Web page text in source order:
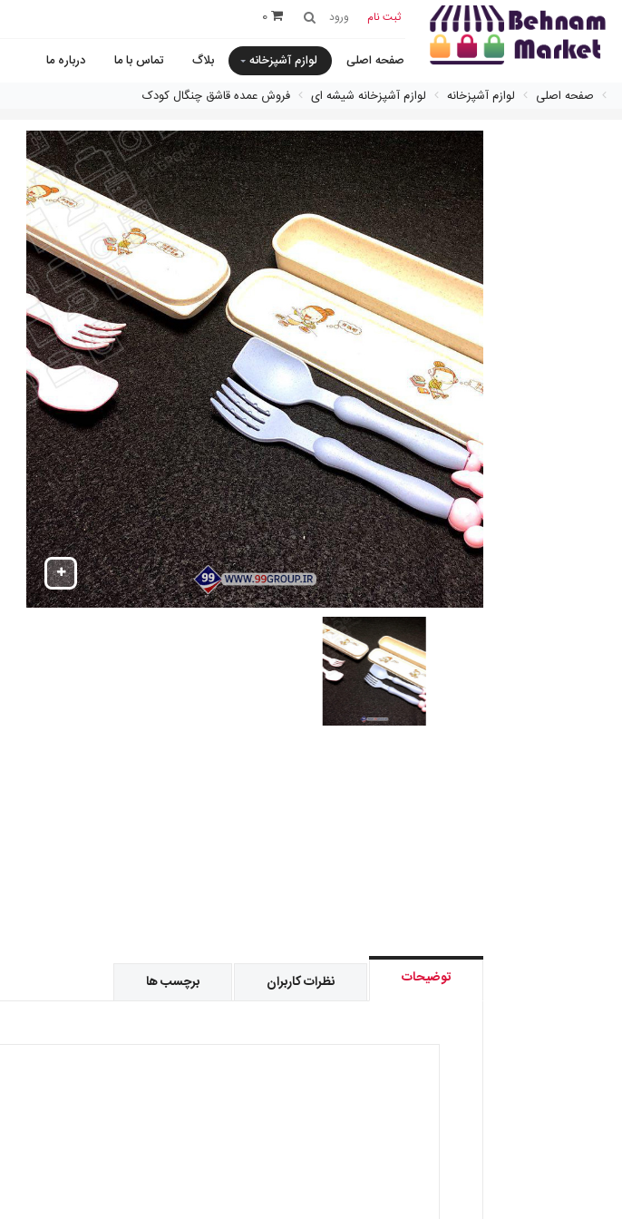
ثبت نام ورود 0
صفحه اصلی لوازم آشپزخانه بلاگ تماس با ما
درباره ما
صفحه اصلی
لوازم آشپزخانه لوازم آشپزخانه شیشه ای فروش عمده قاشق چنگال كودک
توضیحات نظرات کاربران برچسب ها